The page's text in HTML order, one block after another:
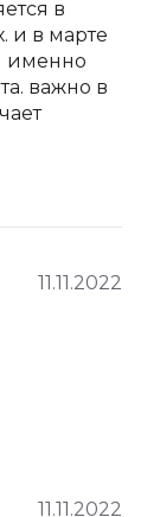
в
и в марте
именно
важно в
11.11.2022
11.11.2022